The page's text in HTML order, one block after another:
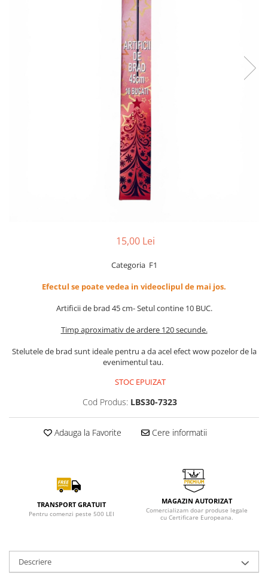
15,00 Lei
Categoria F1
Efectul se poate vedea in videoclipul de mai jos.
Artificii de brad 45 cm- Setul contine 10 BUC.
Timp aproximativ de ardere 120 secunde.
Stelutele de brad sunt ideale pentru a da acel efect wow pozelor de la
evenimentul tau.
STOC EPUIZAT
Cod Produs: LBS30-7323
Adauga la Favorite Cere informatii
TRANSPORT GRATUIT
Pentru comenzi peste 500 LEI
MAGAZIN AUTORIZAT
Comercializam doar produse legale
cu Certificare Europeana.
Descriere